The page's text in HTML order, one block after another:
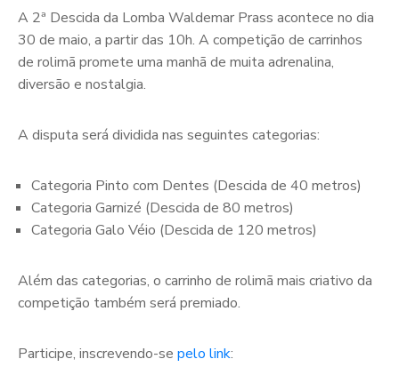
A 2ª Descida da Lomba Waldemar Prass acontece no dia
30 de maio, a partir das 10h. A competição de carrinhos
de rolimã promete uma manhã de muita adrenalina,
diversão e nostalgia.
A disputa será dividida nas seguintes categorias:
Categoria Pinto com Dentes (Descida de 40 metros)
Categoria Garnizé (Descida de 80 metros)
Categoria Galo Véio (Descida de 120 metros)
Além das categorias, o carrinho de rolimã mais criativo da
competição também será premiado.
Participe, inscrevendo-se pelo link: